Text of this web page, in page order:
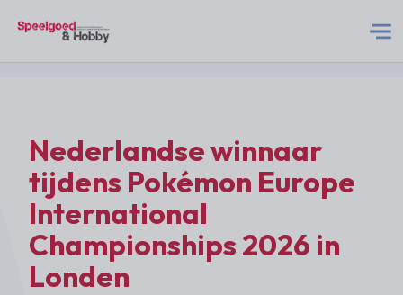
Nieuws
Abonneren
Adverteren
Nederlandse winnaar
tijdens Pokémon Europe
International
Championships 2026 in
Londen